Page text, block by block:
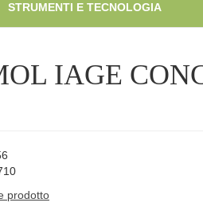
STRUMENTI E TECNOLOGIA
IAGE
prodotto